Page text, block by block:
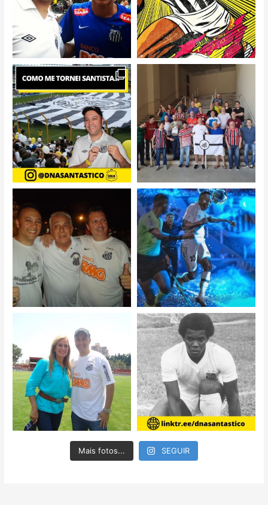
Mais fotos... SEGUIR